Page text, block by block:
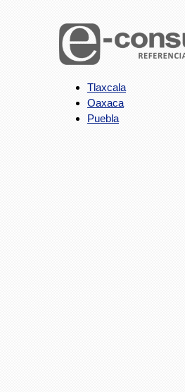
Tlaxcala
Oaxaca
Puebla